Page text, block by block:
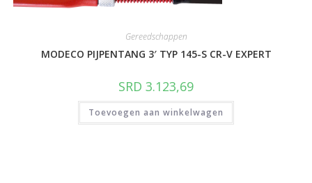
Gereedschappen
MODECO PIJPENTANG 3′ TYP 145-S CR-V EXPERT
SRD 3.123,69
Toevoegen aan winkelwagen